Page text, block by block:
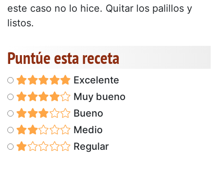
este caso no lo hice. Quitar los palillos y
listos.
Puntúe esta receta
Excelente
Muy bueno
Bueno
Medio
Regular